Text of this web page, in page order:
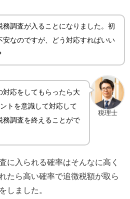
務調査が入ることになりました。初
安なのですが、どう対応すればいい
税理士
対応をしてもらったら大
トを意識して対応して
務調査を終えることがで
に入られる確率はそんなに高く
たら高い確率で追徴税額が取ら
しました。